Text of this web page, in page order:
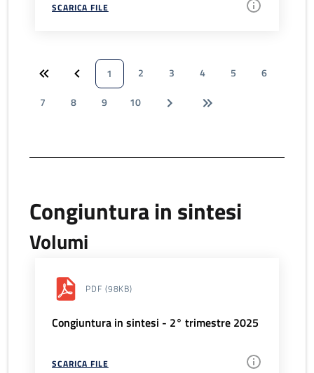
SCARICA FILE
1 2 3 4 5
6
7
8 9 10
Congiuntura in sintesi
Volumi
PDF (98KB)
Congiuntura in sintesi - 2° trimestre 2025
SCARICA FILE